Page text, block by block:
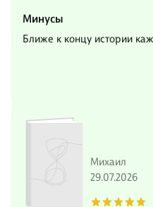
Минусы
Ближе к концу истории
Михаил
29.07.2026